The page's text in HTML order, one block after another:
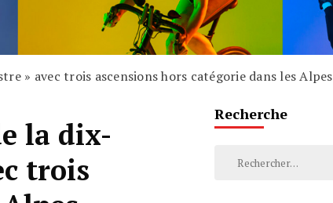
» avec trois ascensions hors catégorie dans les Alpes
la dix-
trois
Recherche
Rechercher :